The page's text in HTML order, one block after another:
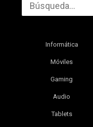
Informática
Móviles
Gaming
Audio
Tablets